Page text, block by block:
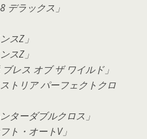
デラックス」
スZ」
スZ」
レス オブ ザ ワイルド」
トリア パーフェクトクロ
ターダブルクロス」
ト・オートV」